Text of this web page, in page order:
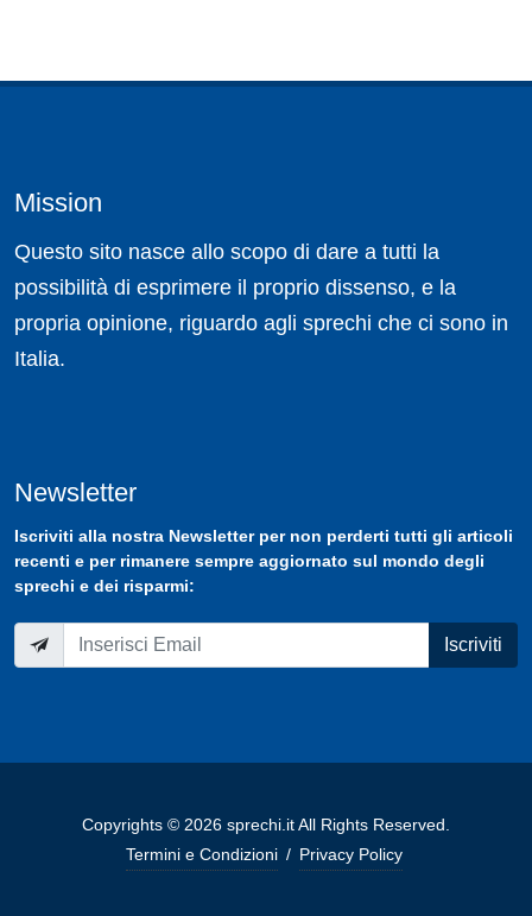
Mission
Questo sito nasce allo scopo di dare a tutti la
possibilità di esprimere il proprio dissenso, e la
propria opinione, riguardo agli sprechi che ci sono in
Italia.
Newsletter
Iscriviti alla nostra Newsletterper non perderti tutti gli articoli
recenti e per rimanere sempre aggiornato sul mondo degli
sprechi e dei risparmi:
Iscriviti
Copyrights © 2026 sprechi.it All Rights Reserved.
Termini e Condizioni / Privacy Policy